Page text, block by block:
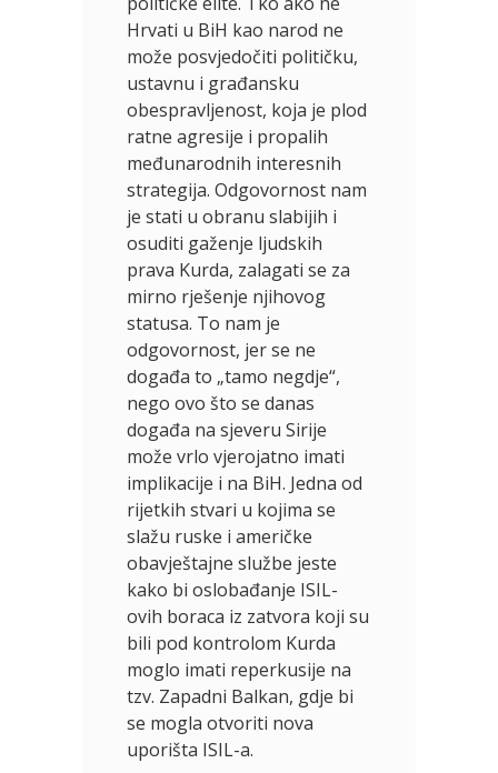
Hrvati u BiH kao narod ne
može posvjedočiti političku,
ustavnu i građansku
obespravljenost, koja je plod
ratne agresije i propalih
međunarodnih interesnih
strategija. Odgovornost nam
je stati u obranu slabijih i
osuditi gaženje ljudskih
prava Kurda, zalagati se za
mirno rješenje njihovog
statusa. To nam je
odgovornost, jer se ne
događa to „tamo negdje“,
nego ovo što se danas
događa na sjeveru Sirije
može vrlo vjerojatno imati
implikacije i na BiH. Jedna od
rijetkih stvari u kojima se
slažu ruske i američke
obavještajne službe jeste
kako bi oslobađanje ISIL-
ovih boraca iz zatvora koji su
bili pod kontrolom Kurda
moglo imati reperkusije na
tzv. Zapadni Balkan, gdje bi
se mogla otvoriti nova
uporišta ISIL-a.